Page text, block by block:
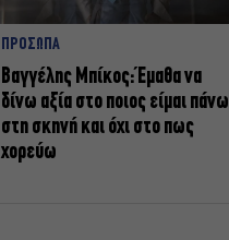
ΠΡΟΣΩΠΑ
Βαγγέλης Μπίκος: Έμαθα να
δίνω αξία στο ποιος είμαι πάνω
στη σκηνή και όχι στο πως
χορεύω